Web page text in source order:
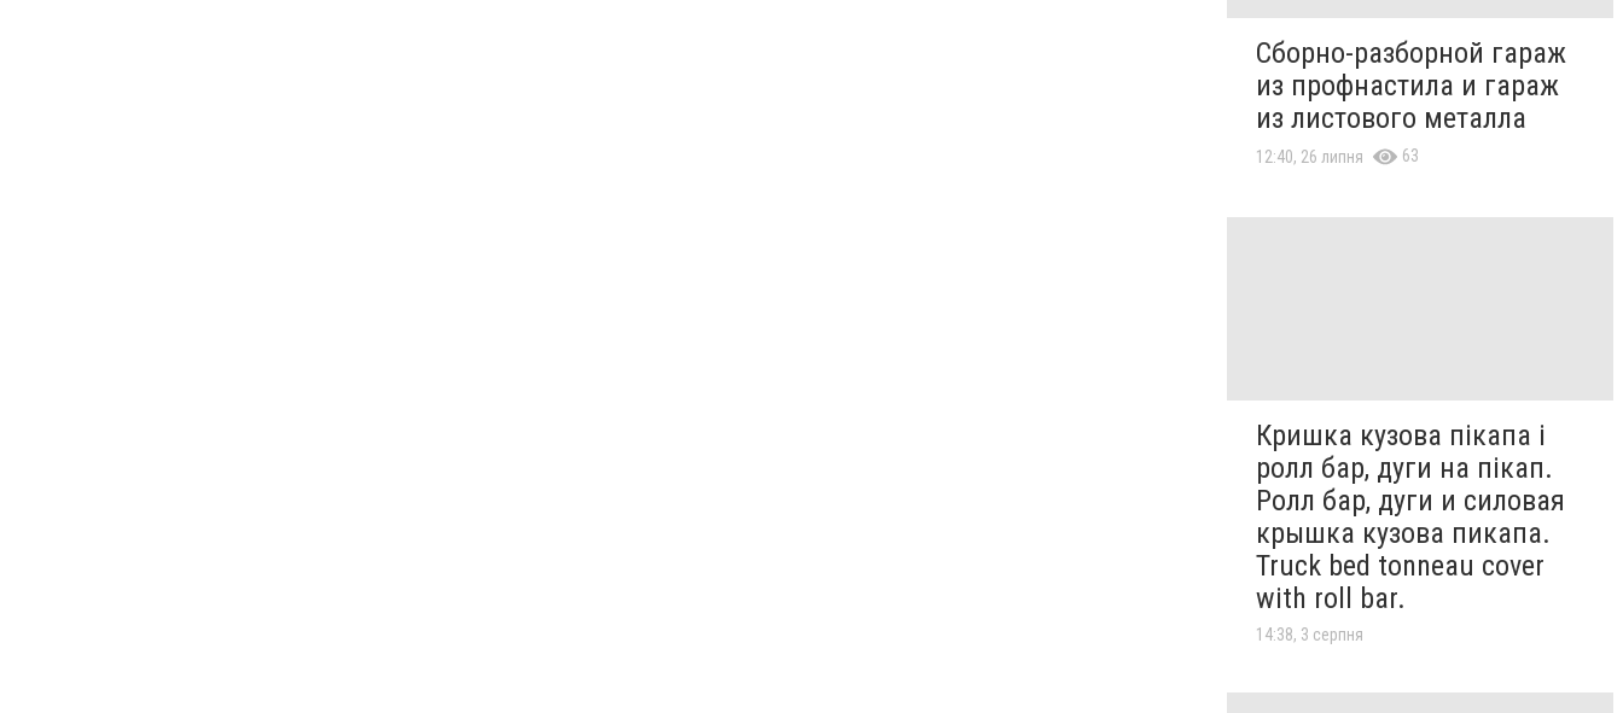
Сборно-разборной гараж
из профнастила и гараж
из листового металла
12:40, 26 липня 63
Кришка кузова пікапа і
ролл бар, дуги на пікап.
Ролл бар, дуги и силовая
крышка кузова пикапа.
Truck bed tonneau cover
with roll bar.
14:38, 3 серпня